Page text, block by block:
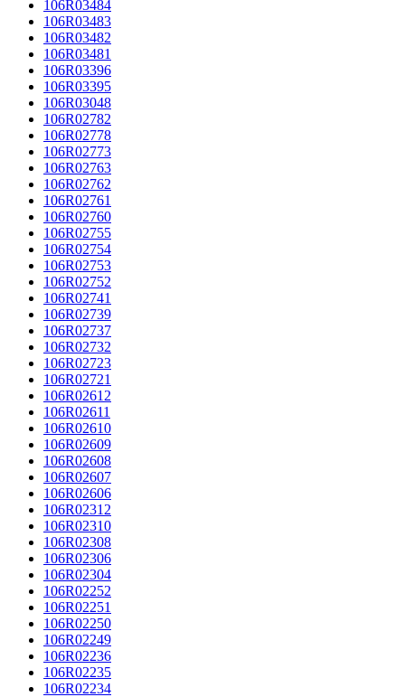
106R03484
106R03483
106R03482
106R03481
106R03396
106R03395
106R03048
106R02782
106R02778
106R02773
106R02763
106R02762
106R02761
106R02760
106R02755
106R02754
106R02753
106R02752
106R02741
106R02739
106R02737
106R02732
106R02723
106R02721
106R02612
106R02611
106R02610
106R02609
106R02608
106R02607
106R02606
106R02312
106R02310
106R02308
106R02306
106R02304
106R02252
106R02251
106R02250
106R02249
106R02236
106R02235
106R02234